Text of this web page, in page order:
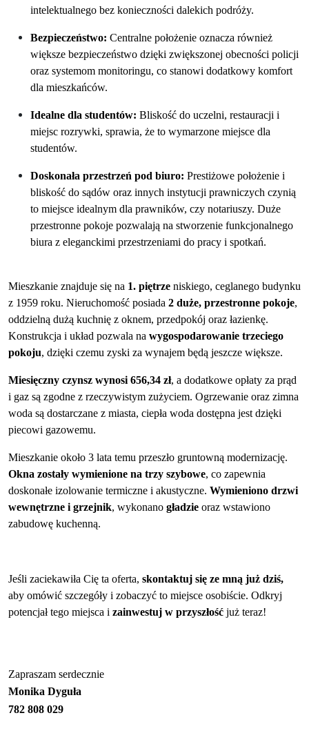
intelektualnego bez konieczności dalekich podróży.
Bezpieczeństwo: Centralne położenie oznacza również
większe bezpieczeństwo dzięki zwiększonej obecności policji
oraz systemom monitoringu, co stanowi dodatkowy komfort
dla mieszkańców.
Idealne dla studentów: Bliskość do uczelni, restauracji i
miejsc rozrywki, sprawia, że to wymarzone miejsce dla
studentów.
Doskonała przestrzeń pod biuro: Prestiżowe położenie i
bliskość do sądów oraz innych instytucji prawniczych czynią
to miejsce idealnym dla prawników, czy notariuszy. Duże
przestronne pokoje pozwalają na stworzenie funkcjonalnego
biura z eleganckimi przestrzeniami do pracy i spotkań.
Mieszkanie znajduje się na 1. piętrze niskiego, ceglanego budynku
z 1959 roku. Nieruchomość posiada 2 duże, przestronne pokoje,
oddzielną dużą kuchnię z oknem, przedpokój oraz łazienkę.
Konstrukcja i układ pozwala na wygospodarowanie trzeciego
pokoju, dzięki czemu zyski za wynajem będą jeszcze większe.
Miesięczny czynsz wynosi 656,34 zł, a dodatkowe opłaty za prąd
i gaz są zgodne z rzeczywistym zużyciem. Ogrzewanie oraz zimna
woda są dostarczane z miasta, ciepła woda dostępna jest dzięki
piecowi gazowemu.
Mieszkanie około 3 lata temu przeszło gruntowną modernizację.
Okna zostały wymienione na trzy szybowe, co zapewnia
doskonałe izolowanie termiczne i akustyczne. Wymieniono drzwi
wewnętrzne i grzejnik, wykonano gładzie oraz wstawiono
zabudowę kuchenną.
Jeśli zaciekawiła Cię ta oferta, skontaktuj się ze mną już dziś,
aby omówić szczegóły i zobaczyć to miejsce osobiście. Odkryj
potencjał tego miejsca i zainwestuj w przyszłość już teraz!
Zapraszam serdecznie
Monika Dyguła
​​​​​782 808 029